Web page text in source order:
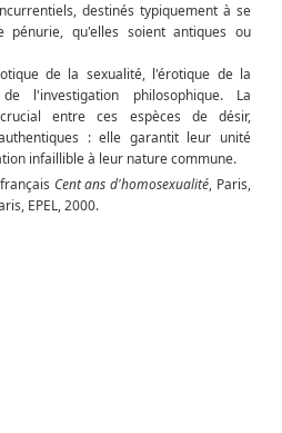
destinés typiquement à se
pénurie, qu'elles soient antiques ou
de la sexualité, l'érotique de la
l'investigation philosophique. La
entre ces espèces de désir,
: elle garantit leur unité
infaillible à leur nature commune.
Cent ans d'homosexualité, Paris,
EPEL, 2000.